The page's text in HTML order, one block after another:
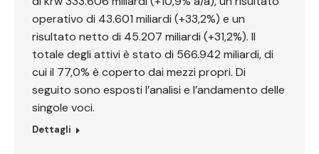
operativo di 43.601 miliardi (+33,2%) e un
risultato netto di 45.207 miliardi (+31,2%). Il
totale degli attivi è stato di 566.942 miliardi, di
cui il 77,0% è coperto dai mezzi propri. Di
seguito sono esposti l’analisi e l’andamento delle
singole voci.
Dettagli